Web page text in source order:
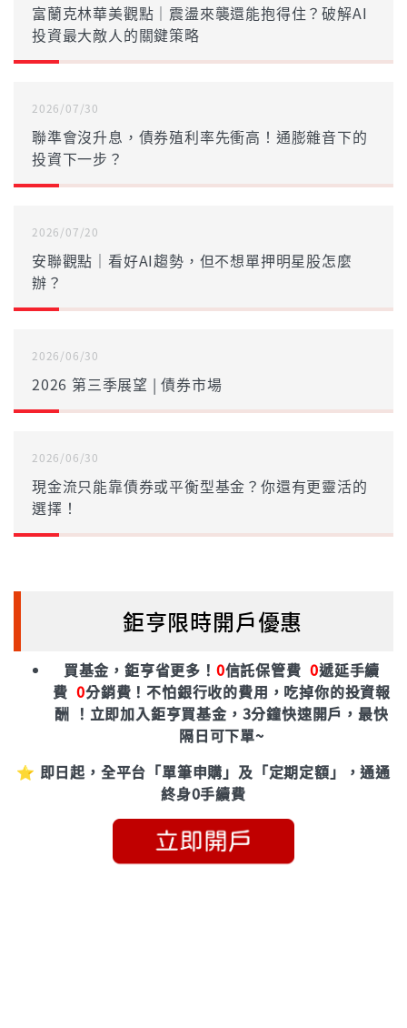
富蘭克林華美觀點｜震盪來襲還能抱得住？破解AI
投資最大敵人的關鍵策略
2026/07/30
聯準會沒升息，債券殖利率先衝高！通膨雜音下的
投資下一步？
2026/07/20
安聯觀點｜看好AI趨勢，但不想單押明星股怎麼
辦？
2026/06/30
2026 第三季展望 | 債券市場
2026/06/30
現金流只能靠債券或平衡型基金？你還有更靈活的
選擇！
鉅亨限時開戶優惠
買基金，鉅亨省更多！ 0信託保管費0遞延手續
費0分銷費！不怕銀行收的費用，吃掉你的投資報
酬 ！立即加入鉅亨買基金，3分鐘快速開戶，最快
隔日可下單~
⭐ 即日起，全平台「單筆申購」及「定期定額」，通通
終身0手續費